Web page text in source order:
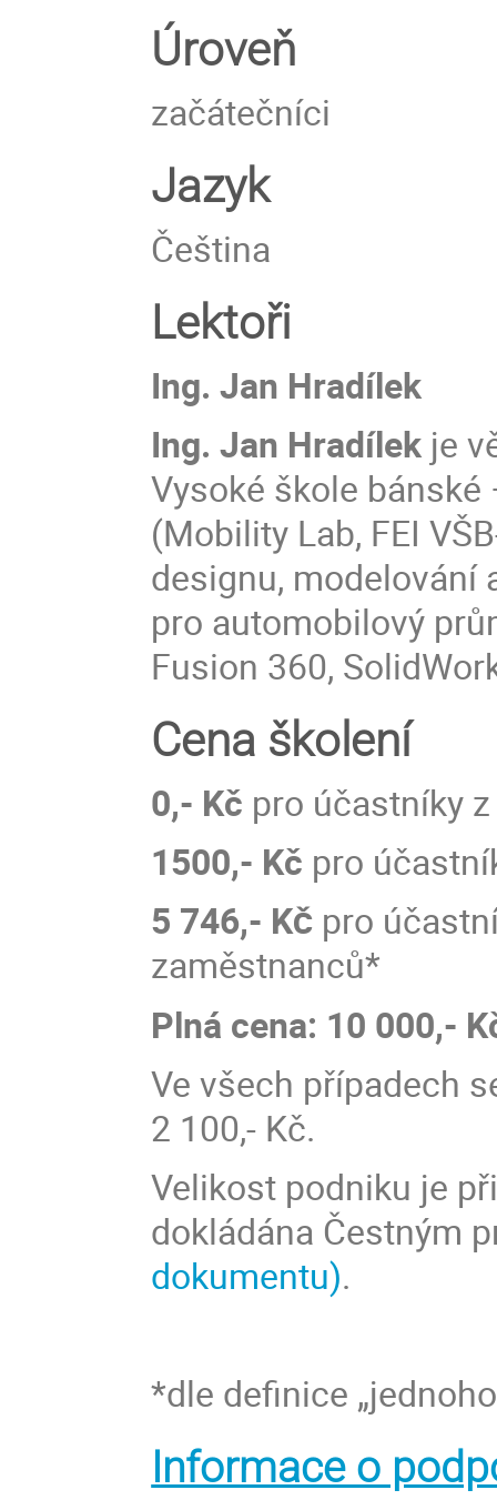
Úroveň
začátečníci
Jazyk
Čeština
Lektoři
Ing. Jan Hradílek
Ing. Jan Hradílek je
Vysoké škole
(Mobility Lab, FEI
designu,
pro automobilový
Fusion 360,
Cena školení
0,- Kč pro účastníky
1500,- Kč pro
5 746,- Kč pro
zaměstnanců*
Plná cena: 10 000,-
Ve všech případech
2 100,- Kč.
Velikost podniku je
dokládána Čestným
dokumentu).
*dle definice
Informace o